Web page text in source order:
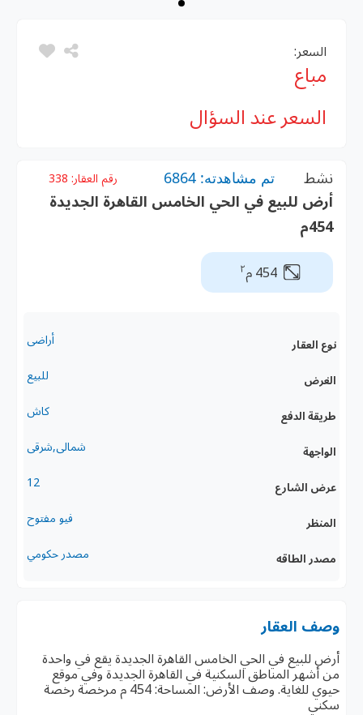
السعر:
مباع
السعر عند السؤال
نشط تم مشاهدته: 6864 رقم العقار: 338
أرض للبيع في الحي الخامس القاهرة الجديدة
454م
454 م ٢
نوع العقار أراضى
الغرض للبيع
طريقة الدفع كاش
الواجهة شمالى,شرقى
عرض الشارع 12
المنظر فيو مفتوح
مصدر الطاقه مصدر حكومي
وصف العقار
أرض للبيع في الحي الخامس القاهرة الجديدة يقع في واحدة
من أشهر المناطق السكنية في القاهرة الجديدة وفي موقع
حيوي للغاية. وصف الأرض: المساحة: 454 م مرخصة رخصة
سكني